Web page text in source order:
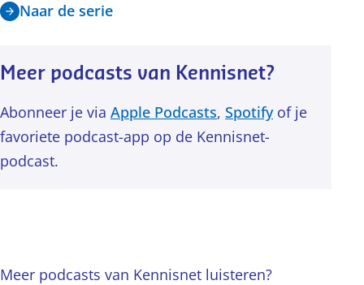
Naar de serie
Meer podcasts van Kennisnet?
Abonneer je via Apple Podcasts, Spotifyof je
favoriete podcast-app op de Kennisnet-
podcast.
Meer podcasts van Kennisnet luisteren?